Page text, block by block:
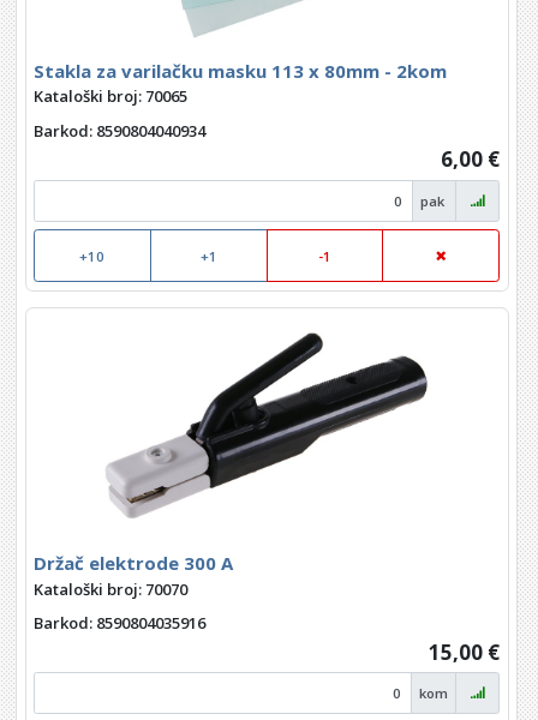
Stakla za varilačku masku 113 x 80mm - 2kom
Kataloški broj: 70065
Barkod: 8590804040934
6,00 €
pak
+10 +1 -1
Držač elektrode 300 A
Kataloški broj: 70070
Barkod: 8590804035916
15,00 €
kom